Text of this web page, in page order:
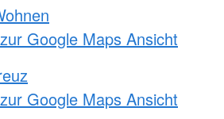
Google Maps Ansicht
Google Maps Ansicht